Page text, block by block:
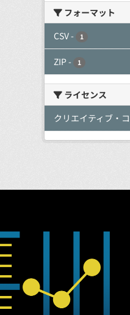
フォーマット
CSV- 1
ZIP - 1
ライセンス
クリエイティブ・